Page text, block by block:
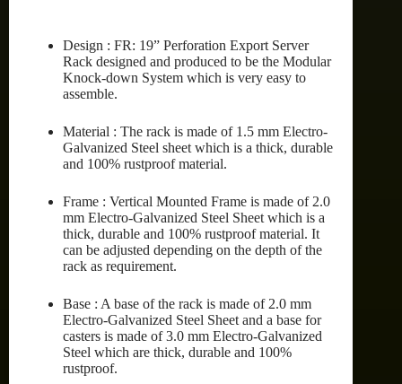
Design : FR: 19” Perforation Export Server
Rack designed and produced to be the Modular
Knock-down System which is very easy to
assemble.
Material : The rack is made of 1.5 mm Electro-
Galvanized Steel sheet which is a thick, durable
and 100% rustproof material.
Frame : Vertical Mounted Frame is made of 2.0
mm Electro-Galvanized Steel Sheet which is a
thick, durable and 100% rustproof material. It
can be adjusted depending on the depth of the
rack as requirement.
Base : A base of the rack is made of 2.0 mm
Electro-Galvanized Steel Sheet and a base for
casters is made of 3.0 mm Electro-Galvanized
Steel which are thick, durable and 100%
rustproof.